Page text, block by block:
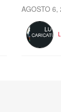
AGOSTO 6,